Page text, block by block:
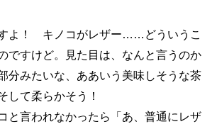
よ！ キノコがレザー……どういうこ
ですけど。見た目は、なんと言うのか
みたいな、ああいう美味しそうな茶
して柔らかそう！
と言われなかったら「あ、普通にレザ